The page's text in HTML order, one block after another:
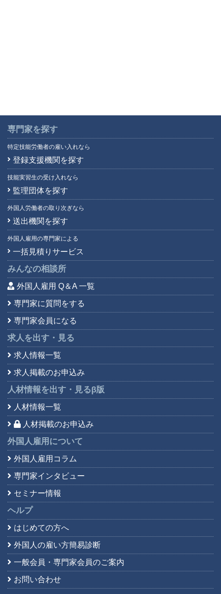
専門家を探す
特定技能労働者の雇い入れなら
登録支援機関を探す
技能実習生の受け入れなら
監理団体を探す
外国人労働者の取り次ぎなら
送出機関を探す
外国人雇用の専門家による
一括見積りサービス
みんなの相談所
外国人雇用 Q＆A 一覧
専門家に質問をする
専門家会員になる
求人を出す・見る
求人情報一覧
求人掲載のお申込み
人材情報を出す・見るβ版
人材情報一覧
人材掲載のお申込み
外国人雇用について
外国人雇用コラム
専門家インタビュー
セミナー情報
ヘルプ
はじめての方へ
外国人の雇い方簡易診断
一般会員・専門家会員のご案内
お問い合わせ